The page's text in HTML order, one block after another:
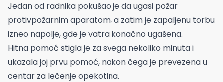
Jedan od radnika pokušao je da ugasi požar
protivpožarnim aparatom, a zatim je zapaljenu torbu
izneo napolje, gde je vatra konačno ugašena.
Hitna pomoć stigla je za svega nekoliko minuta i
ukazala joj prvu pomoć, nakon čega je prevezena u
centar za lečenje opekotina.